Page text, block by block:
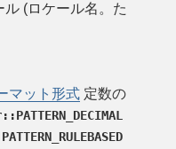
(ロケール名。た
マット形式 定数の